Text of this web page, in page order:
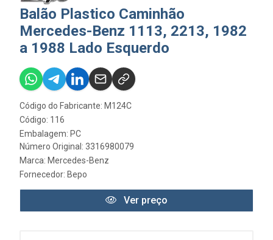
Balão Plastico Caminhão
Mercedes-Benz 1113, 2213, 1982
a 1988 Lado Esquerdo
Código do Fabricante: M124C
Código: 116
Embalagem: PC
Número Original: 3316980079
Marca: Mercedes-Benz
Fornecedor: Bepo
Ver preço